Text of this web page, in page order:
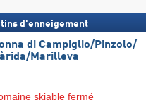
d'enneigement
di Campiglio/​Pinzolo/​
​Marilleva
skiable fermé